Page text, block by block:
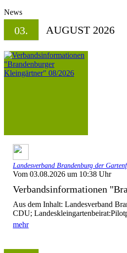
News
03. AUGUST 2026
Landesverband Brandenburg der
Vom 03.08.2026 um 10:38 Uhr
Verbandsinformationen
Aus dem Inhalt: Landesverband
CDU;
mehr